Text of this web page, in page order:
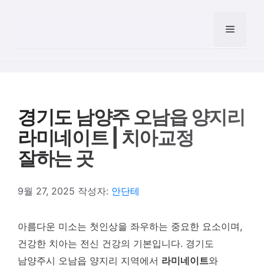
메뉴
경기도 남양주 오남읍 양지리
라미네이트 | 치아교정
잘하는 곳
9월 27, 2025 작성자: 안단테
아름다운 미소는 첫인상을 좌우하는 중요한 요소이며,
건강한 치아는 전신 건강의 기본입니다. 경기도
남양주시 오남읍 양지리 지역에서 라미네이트와